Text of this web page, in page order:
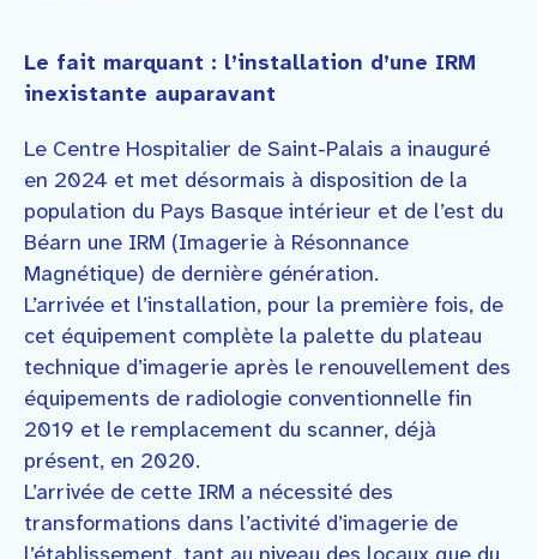
Le fait marquant : l’installation d’une IRM
inexistante auparavant
Le Centre Hospitalier de Saint-Palais a inauguré
en 2024 et met désormais à disposition de la
population du Pays Basque intérieur et de l’est du
Béarn une IRM (Imagerie à Résonnance
Magnétique) de dernière génération.
L’arrivée et l’installation, pour la première fois, de
cet équipement complète la palette du plateau
technique d’imagerie après le renouvellement des
équipements de radiologie conventionnelle fin
2019 et le remplacement du scanner, déjà
présent, en 2020.
L’arrivée de cette IRM a nécessité des
transformations dans l’activité d’imagerie de